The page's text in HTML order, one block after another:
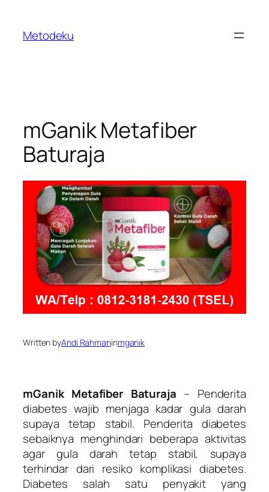
content
Metodeku
mGanik Metafiber
Baturaja
Written byAndi Rahmaninmganik
mGanik Metafiber Baturaja – Penderita
diabetes wajib menjaga kadar gula darah
supaya tetap stabil. Penderita diabetes
sebaiknya menghindari beberapa aktivitas
agar gula darah tetap stabil, supaya
terhindar dari resiko komplikasi diabetes.
Diabetes salah satu penyakit yang